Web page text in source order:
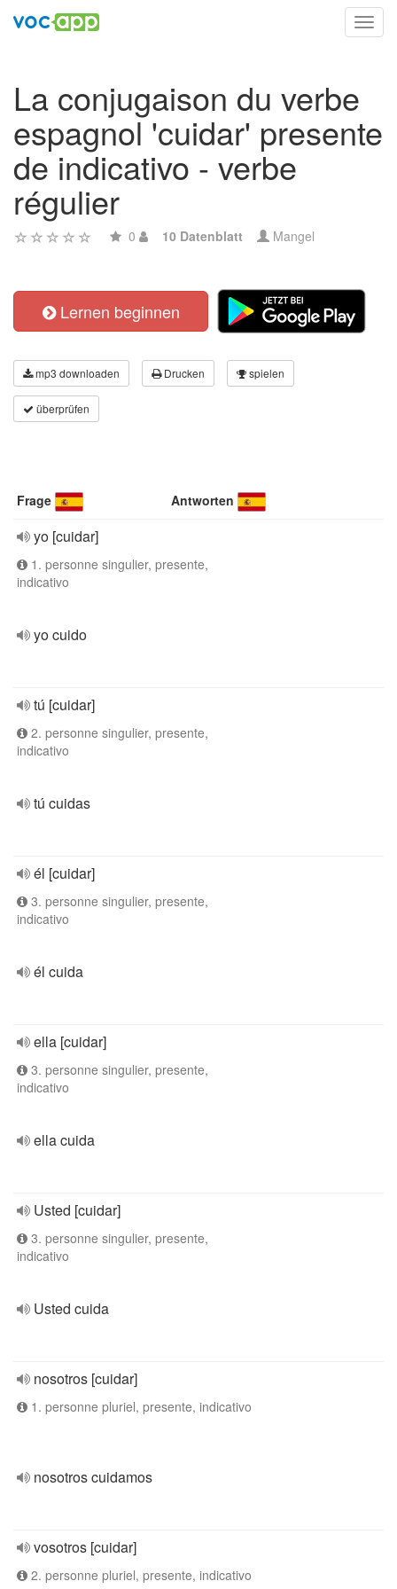
La conjugaison du verbe
espagnol 'cuidar' presente
de indicativo - verbe
régulier
0 10 Datenblatt Mangel
Lernen beginnen
mp3 downloaden Drucken spielen
überprüfen
Frage Antworten
yo [cuidar]
1. personne singulier, presente,
indicativo
yo cuido
tú [cuidar]
2. personne singulier, presente,
indicativo
tú cuidas
él [cuidar]
3. personne singulier, presente,
indicativo
él cuida
ella [cuidar]
3. personne singulier, presente,
indicativo
ella cuida
Usted [cuidar]
3. personne singulier, presente,
indicativo
Usted cuida
nosotros [cuidar]
1. personne pluriel, presente, indicativo
nosotros cuidamos
vosotros [cuidar]
2. personne pluriel, presente, indicativo